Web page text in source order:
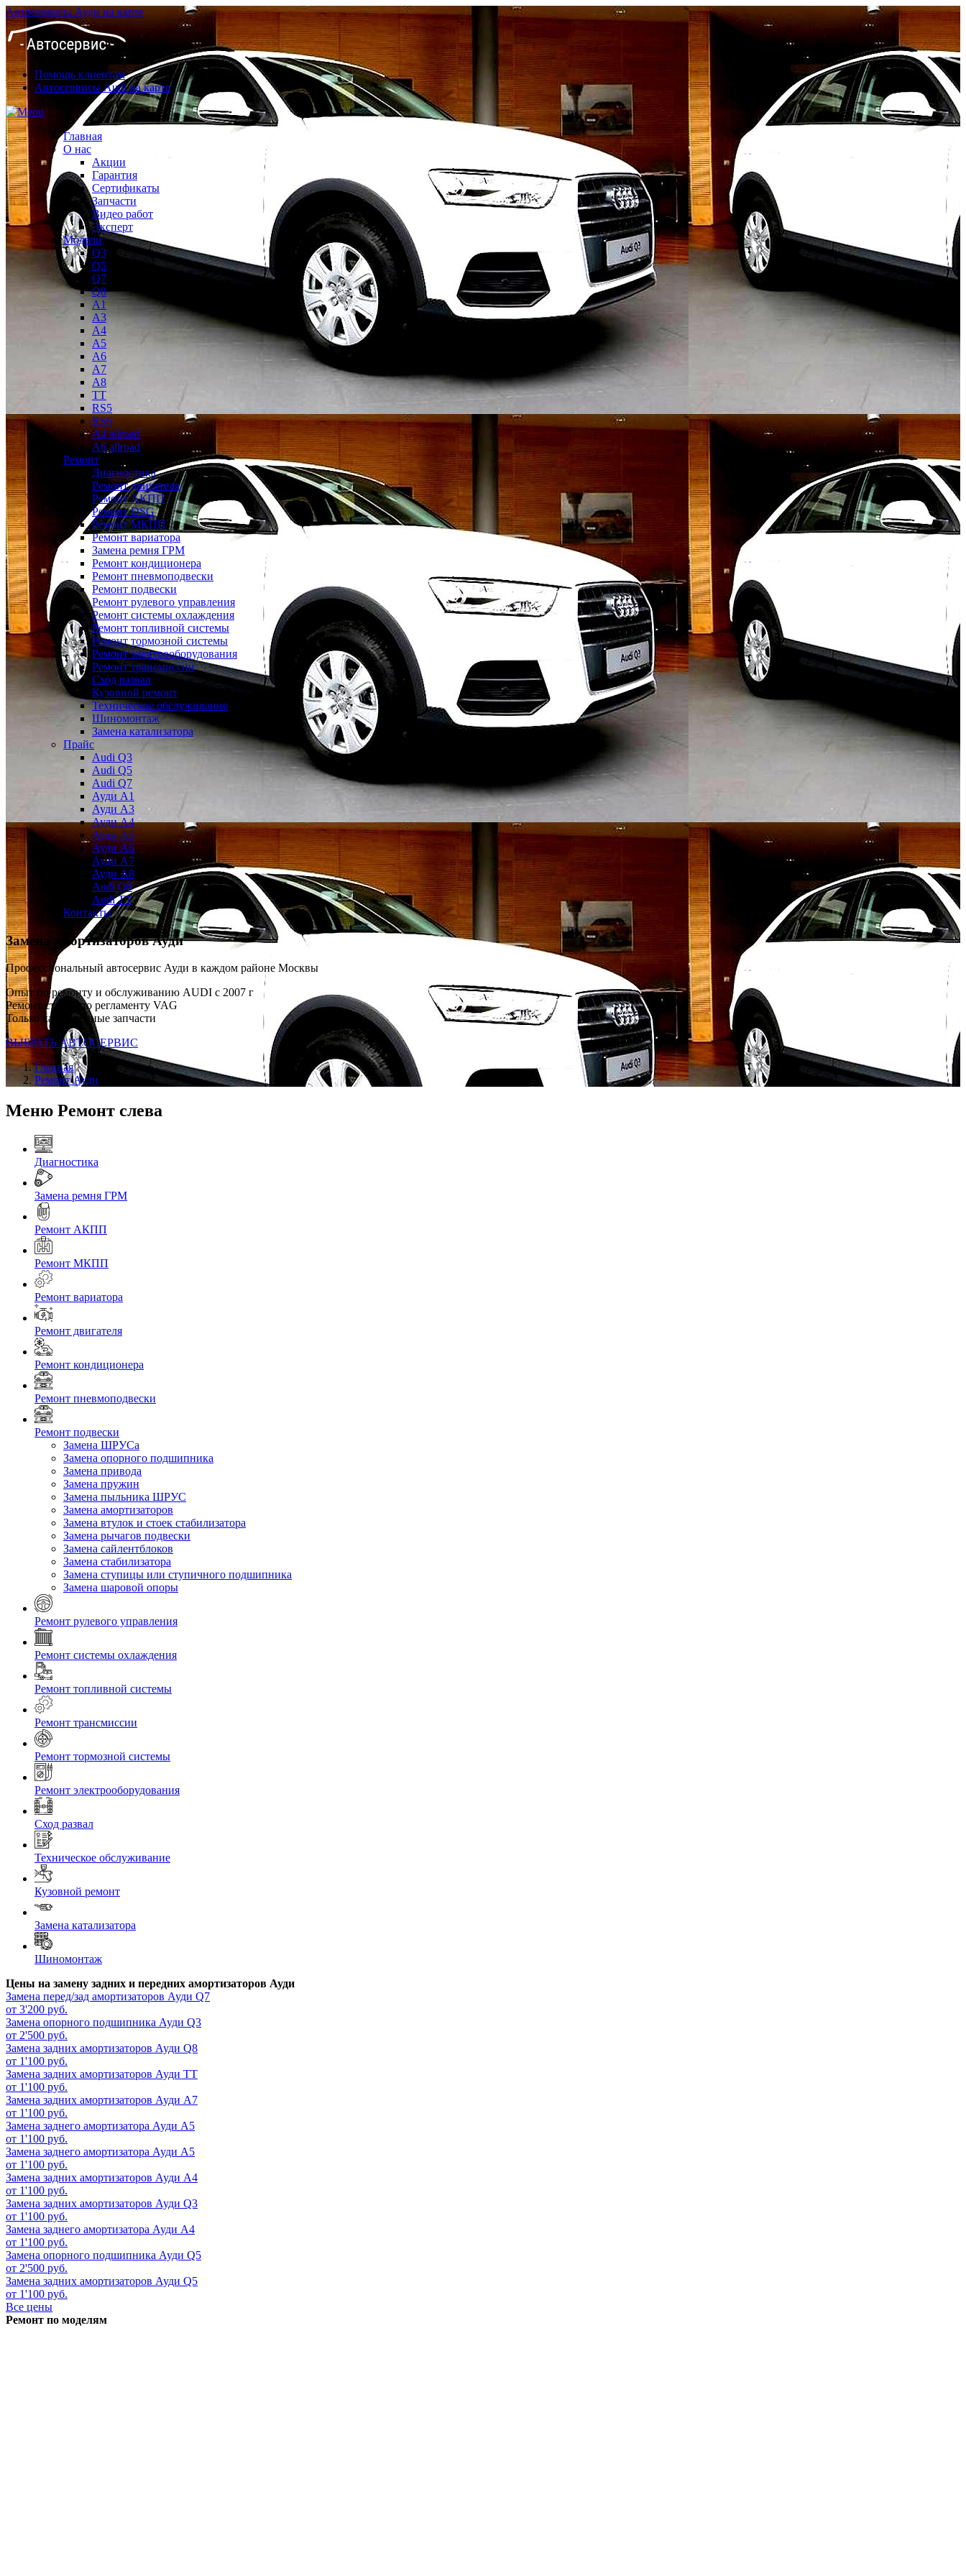
Автосервисы Ауди на карте
Помощь клиентам
Автосервисы Audi на карте
Главная
О нас
Акции
Гарантия
Сертификаты
Запчасти
Видео работ
Эксперт
Модели
Q3
Q5
Q7
Q8
A1
A3
A4
A5
A6
A7
A8
TT
RS5
RS6
A4 allroad
A6 allroad
Ремонт
Диагностика
Ремонт двигателя
Ремонт АКПП
Ремонт DSG
Ремонт МКПП
Ремонт вариатора
Замена ремня ГРМ
Ремонт кондиционера
Ремонт пневмоподвески
Ремонт подвески
Ремонт рулевого управления
Ремонт системы охлаждения
Ремонт топливной системы
Ремонт тормозной системы
Ремонт электрооборудования
Ремонт трансмиссии
Сход развал
Кузовной ремонт
Техническое обслуживание
Шиномонтаж
Замена катализатора
Прайс
Audi Q3
Audi Q5
Audi Q7
Ауди А1
Ауди А3
Ауди А4
Ауди A5
Ауди А6
Ауди А7
Ауди A8
Audi Q8
Audi TT
Контакты
Замена амортизаторов Ауди
Профессиональный автосервис Ауди в каждом районе Москвы
Опыт по ремонту и обслуживанию AUDI с 2007 г
Ремонт строго по регламенту VAG
Только качественные запчасти
ВЫБРАТЬ АВТОСЕРВИС
Главная
Ремонт Ауди
Меню Ремонт слева
Диагностика
Замена ремня ГРМ
Ремонт АКПП
Ремонт МКПП
Ремонт вариатора
Ремонт двигателя
Ремонт кондиционера
Ремонт пневмоподвески
Ремонт подвески
Замена ШРУСа
Замена опорного подшипника
Замена привода
Замена пружин
Замена пыльника ШРУС
Замена амортизаторов
Замена втулок и стоек стабилизатора
Замена рычагов подвески
Замена сайлентблоков
Замена стабилизатора
Замена ступицы или ступичного подшипника
Замена шаровой опоры
Ремонт рулевого управления
Ремонт системы охлаждения
Ремонт топливной системы
Ремонт трансмиссии
Ремонт тормозной системы
Ремонт электрооборудования
Сход развал
Техническое обслуживание
Кузовной ремонт
Замена катализатора
Шиномонтаж
Цены на замену задних и передних амортизаторов Ауди
Замена перед/зад амортизаторов Ауди Q7
от 3'200 руб.
Замена опорного подшипника Ауди Q3
от 2'500 руб.
Замена задних амортизаторов Ауди Q8
от 1'100 руб.
Замена задних амортизаторов Ауди ТТ
от 1'100 руб.
Замена задних амортизаторов Ауди А7
от 1'100 руб.
Замена заднего амортизатора Ауди А5
от 1'100 руб.
Замена заднего амортизатора Ауди А5
от 1'100 руб.
Замена задних амортизаторов Ауди А4
от 1'100 руб.
Замена задних амортизаторов Ауди Q3
от 1'100 руб.
Замена заднего амортизатора Ауди А4
от 1'100 руб.
Замена опорного подшипника Ауди Q5
от 2'500 руб.
Замена задних амортизаторов Ауди Q5
от 1'100 руб.
Все цены
Ремонт по моделям